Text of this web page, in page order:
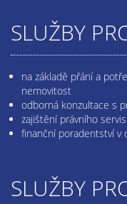
SLUŽBY
na základě přání a
nemovitost
odborná konzultace s
zajištění právního
finanční poradentství v
SLUŽBY